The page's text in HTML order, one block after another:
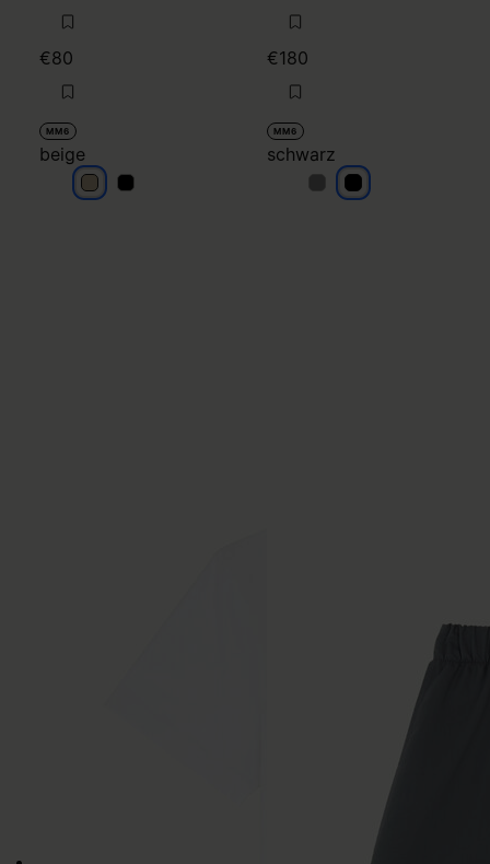
€80
MM6
beige
beigebeige
€180
MM6
schwarz
schwarzschwarz